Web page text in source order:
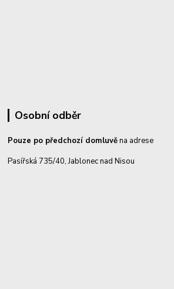
Osobní odběr
Pouze po předchozí domluvěna adrese
Pasířská 735/40, Jablonec nad Nisou